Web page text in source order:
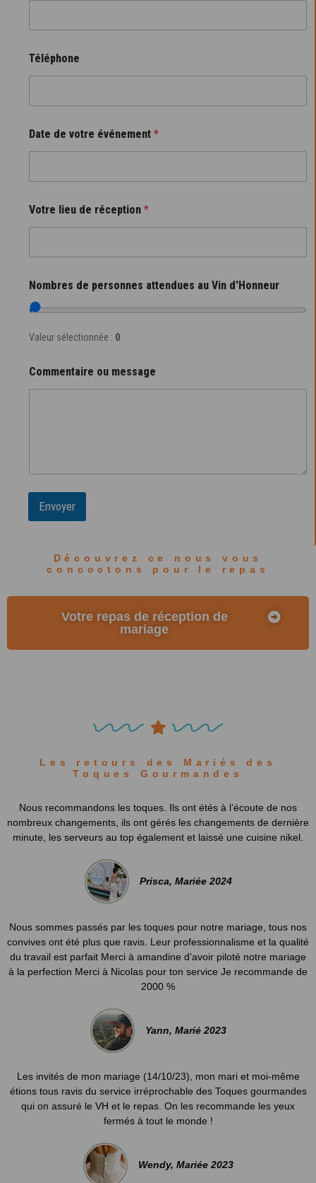
Téléphone
Date de votre événement *
Votre lieu de réception *
Nombres de personnes attendues au Vin d'Honneur
Valeur sélectionnée : 0
Commentaire ou message
Envoyer
Découvrez ce nous vous
concoctons pour le repas
Votre repas de réception de
mariage
Les retours des Mariés des
Toques Gourmandes
Nous recommandons les toques. Ils ont étés à l’écoute de nos
nombreux changements, ils ont gérés les changements de dernière
minute, les serveurs au top également et laissé une cuisine nikel.
Prisca, Mariée 2024
Nous sommes passés par les toques pour notre mariage, tous nos
convives ont été plus que ravis. Leur professionnalisme et la qualité
du travail est parfait Merci à amandine d’avoir piloté notre mariage
à la perfection Merci à Nicolas pour ton service Je recommande de
2000 %
Yann, Marié 2023
Les invités de mon mariage (14/10/23), mon mari et moi-même
étions tous ravis du service irréprochable des Toques gourmandes
qui on assuré le VH et le repas. On les recommande les yeux
fermés à tout le monde !
Wendy, Mariée 2023